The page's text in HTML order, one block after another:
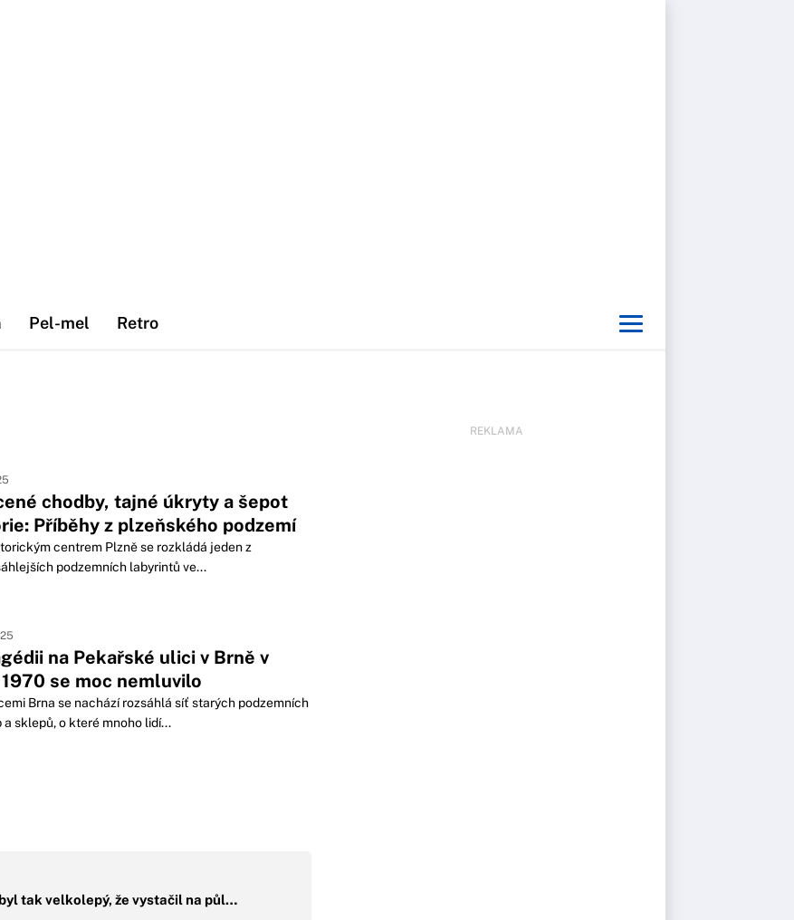
Pel-mel Retro
chodby, tajné úkryty a šepot
Příběhy z plzeňského podzemí
centrem Plzně se rozkládá jeden z
podzemních labyrintů ve...
na Pekařské ulici v Brně v
se moc nemluvilo
Brna se nachází rozsáhlá síť starých podzemních
a sklepů, o které mnoho lidí...
tak velkolepý, že vystačil na půl…
REKLAMA